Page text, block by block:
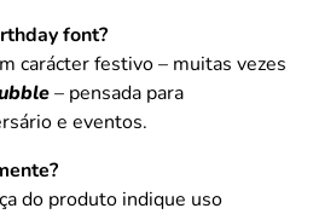
font?
carácter festivo – muitas vezes
– pensada para
e eventos.
do produto indique uso